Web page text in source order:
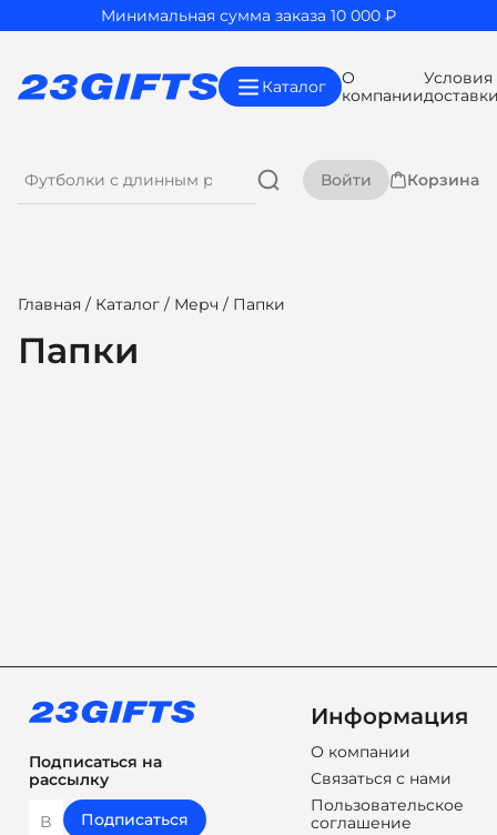
Минимальная сумма заказа 10 000 ₽
Каталог
О
компании
Условия
Войти Корзина
Главная / Каталог / Мерч / Папки
Папки
Подписаться на
рассылку
Подписаться
Информация
О компании
Связаться с нами
Пользовательское
соглашение